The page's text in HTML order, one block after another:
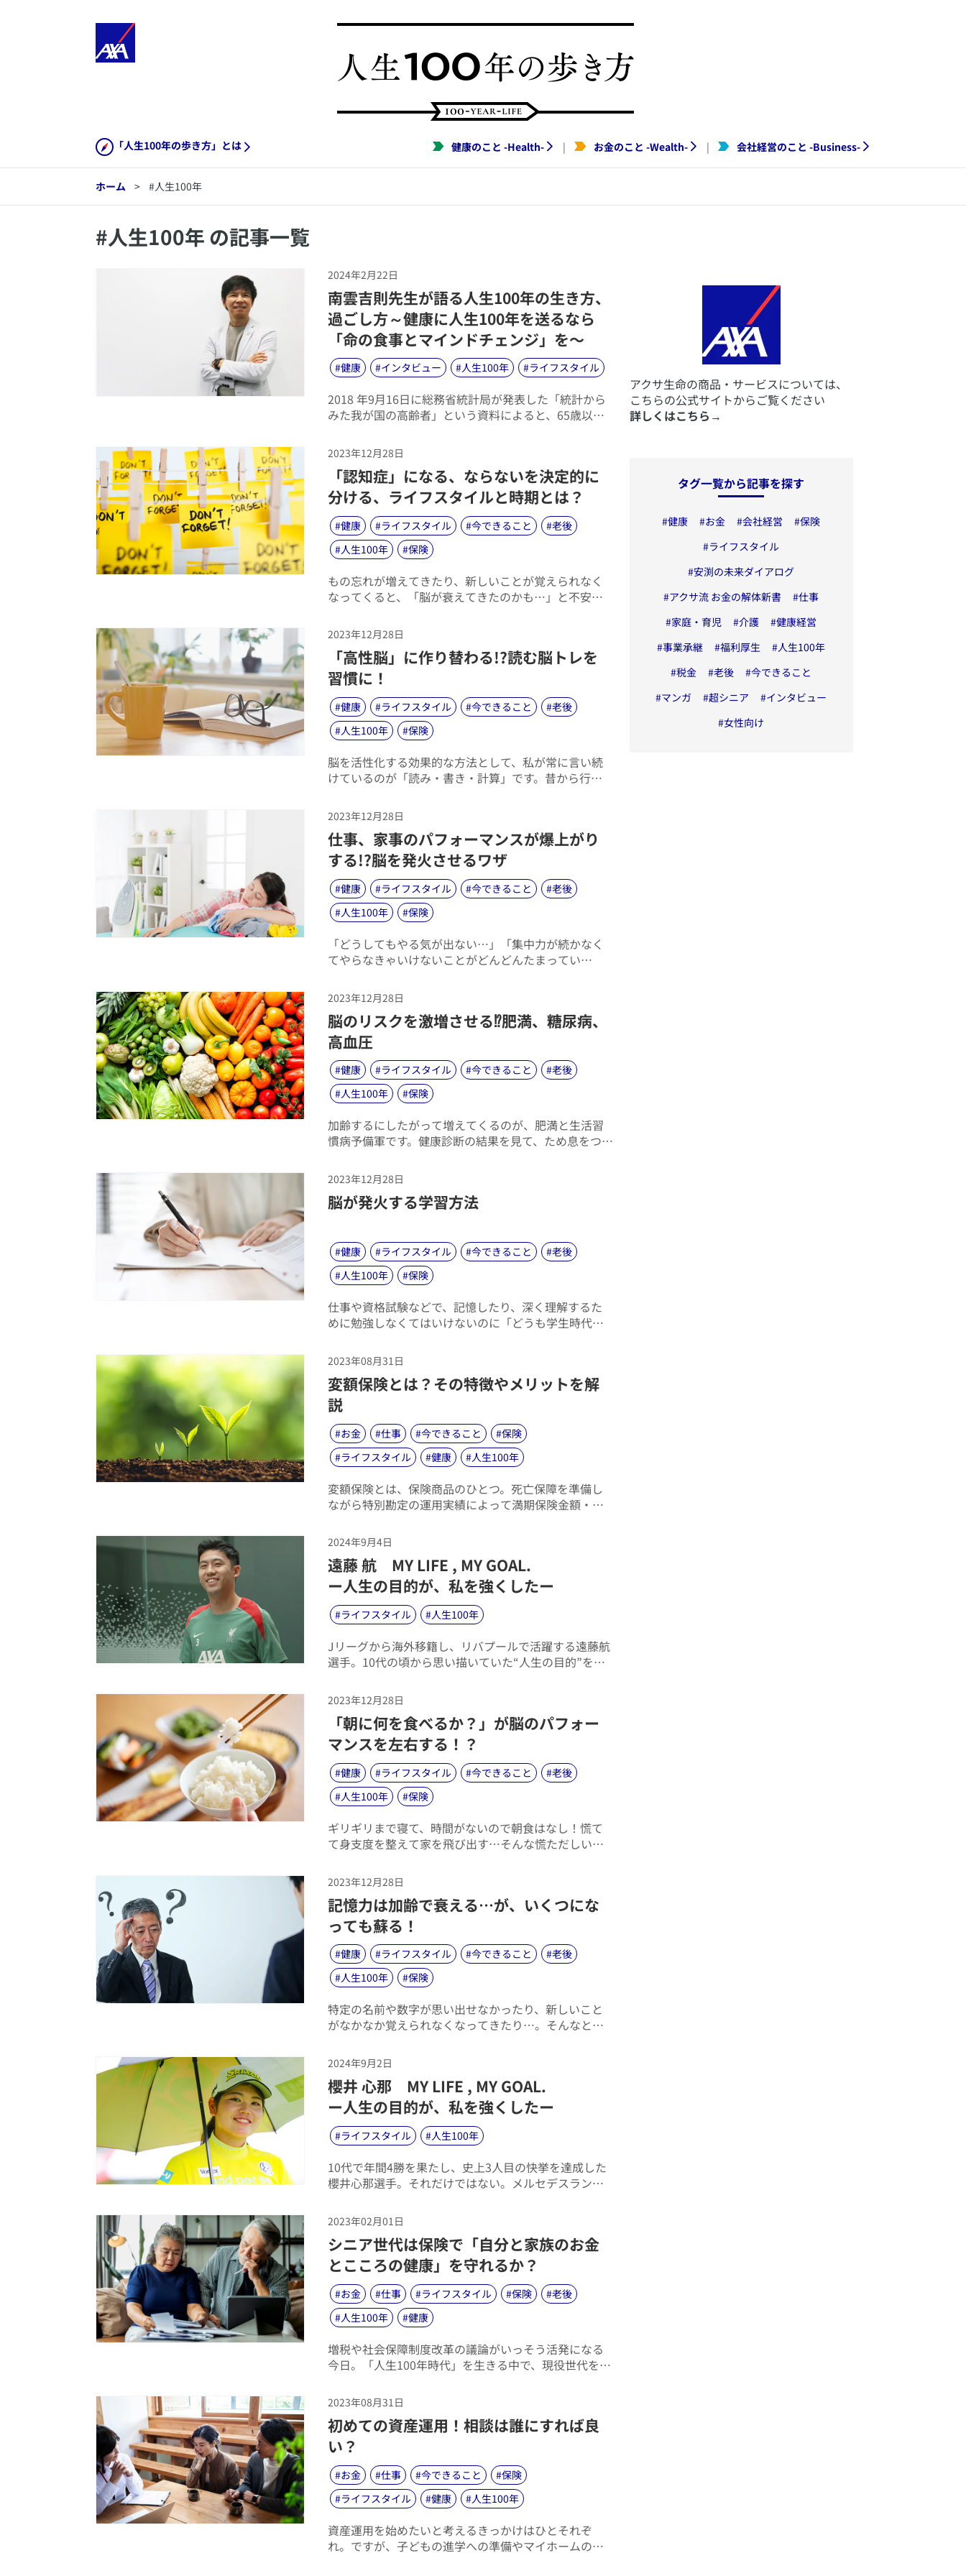
「人生100年の歩き方」とは 健康のこと -Health- | お金のこと -Wealth- | 会社経営のこと -Business-
ホーム > #人生100年
#人生100年 の記事一覧
2024年2月22日
​南雲吉則先生が語る人生100年の生き方、
過ごし方～健康に人生100年を送るなら
「命の食事とマインドチェンジ」を〜
#健康 #インタビュー #人生100年 #ライフスタイル
​2018 年9月16日に総務省統計局が発表した「統計から
みた我が国の高齢者」という資料によると、65歳以上
最高になったとあります。また、2017年に同局が出し
た「統計からみた我が国の高齢者（65 歳以上）」に
は、90歳以上の高齢者が初めて200万人を超えたとの
発表も。この2つから見ても、100年の人生を歩むこと
は誰にとっても「ありえる話」になりつつあると言え
そうです。
2023年12月28日
​「認知症」になる、ならないを決定的に
分ける、ライフスタイルと時期とは？
#健康 #ライフスタイル #今できること #老後
#人生100年 #保険
​もの忘れが増えてきたり、新しいことが覚えられなく
なってくると、「脳が衰えてきたのかも…」と不安に
ない、認知症を意識するからでしょう。
2023年12月28日
​「高性脳」に作り替わる!?読む脳トレを
習慣に！
#健康 #ライフスタイル #今できること #老後
#人生100年 #保険
​脳を活性化する効果的な方法として、私が常に言い続
けているのが「読み・書き・計算」です。昔から行わ
鍛える効果が大変高いということは、数々の研究で明
らかになっています。なかでも、読書については年齢
関係なく、最も手軽に、楽しみながら行える脳トレと
言えるでしょう。
2023年12月28日
​仕事、家事のパフォーマンスが爆上がり
する!?脳を発火させるワザ
#健康 #ライフスタイル #今できること #老後
#人生100年 #保険
​「どうしてもやる気が出ない…」「集中力が続かなく
てやらなきゃいけないことがどんどんたまってい
は多いことでしょう。自分のイメージ通りに仕事や家
事が終わらずに、気持ちはどんどん焦るばかり…。そ
んな時には、脳のクセをうまく利用してうまく発火さ
せれば、パフォーマンスを高め、サクサクとやるべき
ことを終わらせることが可能です。
2023年12月28日
​脳のリスクを激増させる⁉肥満、糖尿病、
高血圧
#健康 #ライフスタイル #今できること #老後
#人生100年 #保険
​加齢するにしたがって増えてくるのが、肥満と生活習
慣病予備軍です。健康診断の結果を見て、ため息をつ
「要注意」と黄色信号を出された…という人もいるこ
とでしょう。実は、肥満や生活習慣病が脳にとっても
悪影響であることが、昨今の研究で分かってきまし
2023年12月28日
​脳が発火する学習方法
#健康 #ライフスタイル #今できること #老後
#人生100年 #保険
​仕事や資格試験などで、記憶したり、深く理解するた
めに勉強しなくてはいけないのに「どうも学生時代の
う悩みを持つ人は少なくありません。脳のピークは20
歳でそこからは緩やかに落ちていくため、若いころと
比べると覚えが悪い、理解が遅いのも無理はないでし
ょう。
2023年08月31日
​変額保険とは？その特徴やメリットを解
説
#お金 #仕事 #今できること #保険
#ライフスタイル #健康 #人生100年
​変額保険とは、保険商品のひとつ。死亡保障を準備し
ながら特別勘定の運用実績によって満期保険金額・積
を準備して、リタイア後はより豊かで充実した日々を
過ごしたい」と考えるひと達に、資産形成を始める際
の選択肢のひとつとして注目されるようになりまし
た。
2024年9月4日
​遠藤 航 MY LIFE , MY GOAL.
ー人生の目的が、私を強くしたー
#ライフスタイル #人生100年
​Jリーグから海外移籍し、リバプールで活躍する遠藤航
選手。10代の頃から思い描いていた“人生の目的”を実
れず悩んでいたことなどを振り返りながら「アスリー
トとしてのセカンドキャリア」や「父としての夢」な
どをキーワードに、アスリートとしてだけではなく、
ひとりの人として。人生の目的との向き合い方をうか
がいました。
2023年12月28日
​「朝に何を食べるか？」が脳のパフォー
マンスを左右する！？
#健康 #ライフスタイル #今できること #老後
#人生100年 #保険
​ギリギリまで寝て、時間がないので朝食はなし！慌て
て身支度を整えて家を飛び出す…そんな慌ただしい朝
いと一番に省かれてしまうのが、朝食です。実際に、
平成29年に厚生労働省が行った調査によると、朝食の
欠食率は男性が15％、女性が10.2％。ところが、これ
が20代になると男性30.6％、女性23.6％と倍以上にな
ることが分かりました。男性は3人に1人、女性は4人に
1人が「朝ごはん抜き」という結果です。
2023年12月28日
​記憶力は加齢で衰える…が、いくつにな
っても蘇る！
#健康 #ライフスタイル #今できること #老後
#人生100年 #保険
​特定の名前や数字が思い出せなかったり、新しいこと
がなかなか覚えられなくなってきたり…。そんなとき
るものです。
2024年9月2日
​櫻井 心那 MY LIFE , MY GOAL.
ー人生の目的が、私を強くしたー
#ライフスタイル #人生100年
​10代で年間4勝を果たし、史上3人目の快挙を達成した
櫻井心那選手。それだけではない。メルセデスランク5
に新しい。そんな彼女が、若くして人生の目的のひと
つを実現できた理由とは？憧れの選手との出会いや、
不安やプレッシャーに打ち勝てる理由などについてイ
ンタビュー。アスリートとしてだけでなく、ひとりの
人として。自分らしく人生の目的を追い続けることの
大切さをうかがいました。
2023年02月01日
​シニア世代は保険で「自分と家族のお金
とこころの健康」を守れるか？
#お金 #仕事 #ライフスタイル #保険 #老後
#人生100年 #健康
​増税や社会保障制度改革の議論がいっそう活発になる
今日。「人生100年時代」を生きる中で、現役世代を中
マになると予想されます。一方、現段階で老後資金の
ために保険や投資等で資産形成をしていたとしても、
実際にシニア世代になるまで、自分が選択した方法が
本当に間違っていなかったか確かめられないのは悩ま
2023年08月31日
​初めての資産運用！相談は誰にすれば良
い？
#お金 #仕事 #今できること #保険
#ライフスタイル #健康 #人生100年
​資産運用を始めたいと考えるきっかけはひとそれぞ
れ。ですが、子どもの進学への準備やマイホームの購
​アクサ生命の商品・サービスについては、
こちらの公式サイトからご覧ください
詳しくはこちら →
タグ一覧から記事を探す
#健康 #お金 #会社経営 #保険
#ライフスタイル
#安渕の未来ダイアログ
#アクサ流 お金の解体新書 #仕事
#家庭・育児 #介護 #健康経営
#事業承継 #福利厚生 #人生100年
#税金 #老後 #今できること
#マンガ #超シニア #インタビュー
#女性向け